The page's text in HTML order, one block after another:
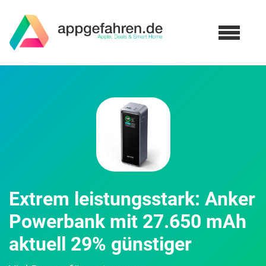
Extrem leistungsstark: Anker
Powerbank mit 27.650 mAh
aktuell 29% günstiger